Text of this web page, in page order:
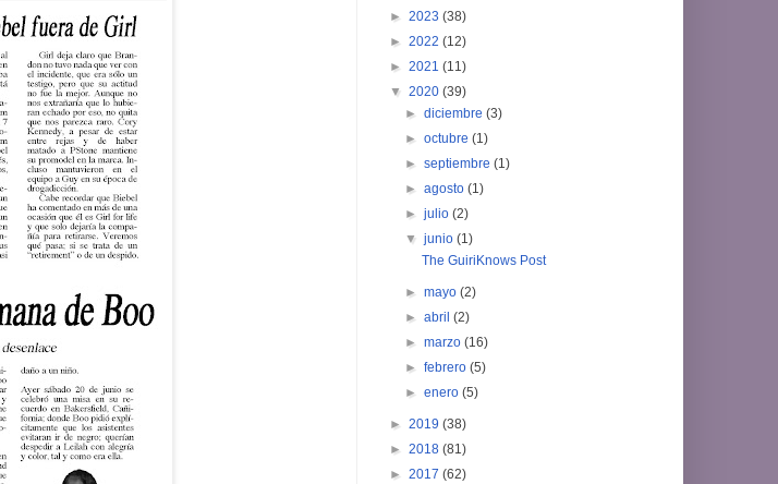
► 2023 (38)
► 2022 (12)
► 2021 (11)
▼ 2020 (39)
►diciembre(3)
►octubre(1)
►septiembre(1)
►agosto(1)
►julio(2)
▼junio(1)
The GuiriKnows Post
►mayo(2)
►abril(2)
►marzo(16)
►febrero(5)
►enero(5)
► 2019 (38)
► 2018 (81)
► 2017 (62)